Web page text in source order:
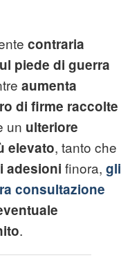
contraria
piede di guerra
aumenta
di firme raccolte
un ulteriore
elevato, tanto che
adesioni finora, gli
consultazione
.